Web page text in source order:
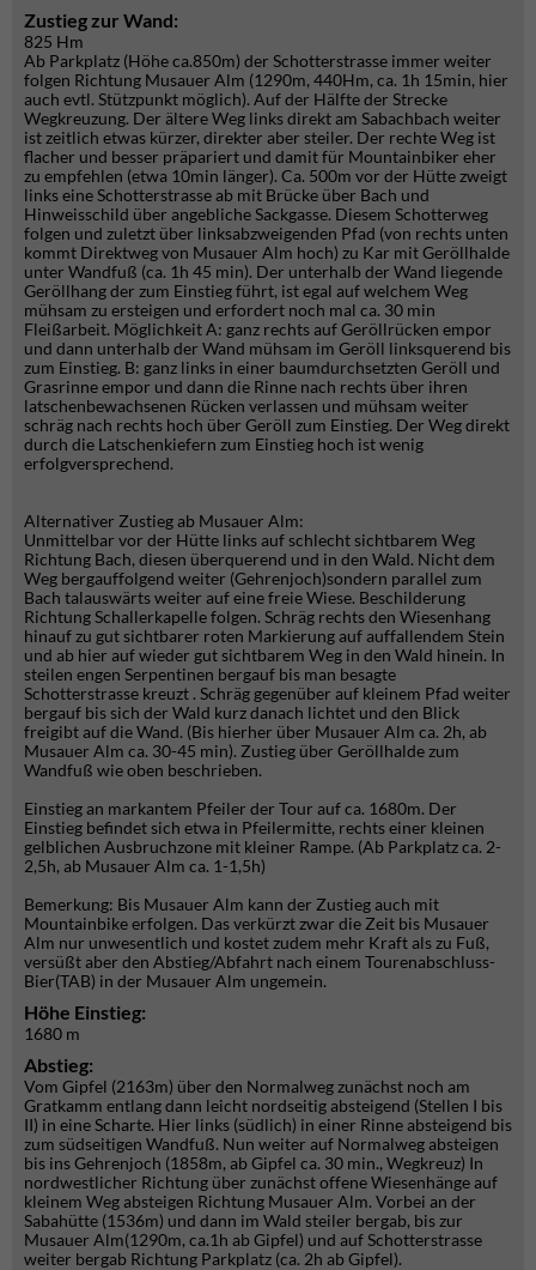
Zustieg zur Wand:
825 Hm
Ab Parkplatz (Höhe ca.850m) der Schotterstrasse immer weiter
folgen Richtung Musauer Alm (1290m, 440Hm, ca. 1h 15min, hier
auch evtl. Stützpunkt möglich). Auf der Hälfte der Strecke
Wegkreuzung. Der ältere Weg links direkt am Sabachbach weiter
ist zeitlich etwas kürzer, direkter aber steiler. Der rechte Weg ist
flacher und besser präpariert und damit für Mountainbiker eher
zu empfehlen (etwa 10min länger). Ca. 500m vor der Hütte zweigt
links eine Schotterstrasse ab mit Brücke über Bach und
Hinweisschild über angebliche Sackgasse. Diesem Schotterweg
folgen und zuletzt über linksabzweigenden Pfad (von rechts unten
kommt Direktweg von Musauer Alm hoch) zu Kar mit Geröllhalde
unter Wandfuß (ca. 1h 45 min). Der unterhalb der Wand liegende
Geröllhang der zum Einstieg führt, ist egal auf welchem Weg
mühsam zu ersteigen und erfordert noch mal ca. 30 min
Fleißarbeit. Möglichkeit A: ganz rechts auf Geröllrücken empor
und dann unterhalb der Wand mühsam im Geröll linksquerend bis
zum Einstieg. B: ganz links in einer baumdurchsetzten Geröll und
Grasrinne empor und dann die Rinne nach rechts über ihren
latschenbewachsenen Rücken verlassen und mühsam weiter
schräg nach rechts hoch über Geröll zum Einstieg. Der Weg direkt
durch die Latschenkiefern zum Einstieg hoch ist wenig
erfolgversprechend.
Alternativer Zustieg ab Musauer Alm:
Unmittelbar vor der Hütte links auf schlecht sichtbarem Weg
Richtung Bach, diesen überquerend und in den Wald. Nicht dem
Weg bergauffolgend weiter (Gehrenjoch)sondern parallel zum
Bach talauswärts weiter auf eine freie Wiese. Beschilderung
Richtung Schallerkapelle folgen. Schräg rechts den Wiesenhang
hinauf zu gut sichtbarer roten Markierung auf auffallendem Stein
und ab hier auf wieder gut sichtbarem Weg in den Wald hinein. In
steilen engen Serpentinen bergauf bis man besagte
Schotterstrasse kreuzt . Schräg gegenüber auf kleinem Pfad weiter
bergauf bis sich der Wald kurz danach lichtet und den Blick
freigibt auf die Wand. (Bis hierher über Musauer Alm ca. 2h, ab
Musauer Alm ca. 30-45 min). Zustieg über Geröllhalde zum
Wandfuß wie oben beschrieben.
Einstieg an markantem Pfeiler der Tour auf ca. 1680m. Der
Einstieg befindet sich etwa in Pfeilermitte, rechts einer kleinen
gelblichen Ausbruchzone mit kleiner Rampe. (Ab Parkplatz ca. 2-
2,5h, ab Musauer Alm ca. 1-1,5h)
Bemerkung: Bis Musauer Alm kann der Zustieg auch mit
Mountainbike erfolgen. Das verkürzt zwar die Zeit bis Musauer
Alm nur unwesentlich und kostet zudem mehr Kraft als zu Fuß,
versüßt aber den Abstieg/Abfahrt nach einem Tourenabschluss-
Bier(TAB) in der Musauer Alm ungemein.
Höhe Einstieg:
1680 m
Abstieg:
Vom Gipfel (2163m) über den Normalweg zunächst noch am
Gratkamm entlang dann leicht nordseitig absteigend (Stellen I bis
II) in eine Scharte. Hier links (südlich) in einer Rinne absteigend bis
zum südseitigen Wandfuß. Nun weiter auf Normalweg absteigen
bis ins Gehrenjoch (1858m, ab Gipfel ca. 30 min., Wegkreuz) In
nordwestlicher Richtung über zunächst offene Wiesenhänge auf
kleinem Weg absteigen Richtung Musauer Alm. Vorbei an der
Sabahütte (1536m) und dann im Wald steiler bergab, bis zur
Musauer Alm(1290m, ca.1h ab Gipfel) und auf Schotterstrasse
weiter bergab Richtung Parkplatz (ca. 2h ab Gipfel).